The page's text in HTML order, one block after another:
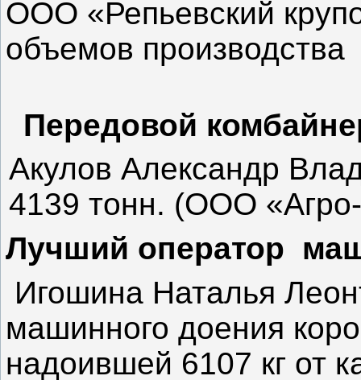
ООО «Репьевский
объемов
Передовой
Акулов Александр
4139 тонн. (ООО
Лучший оператор
Игошина Наталья
машинного доения
надоившей 6107 кг от